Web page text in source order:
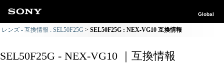
Global
レンズ - 互換情報 : SEL50F25G SEL50F25G : NEX-VG10 互換情報
SEL50F25G - NEX-VG10 ｜互換情報